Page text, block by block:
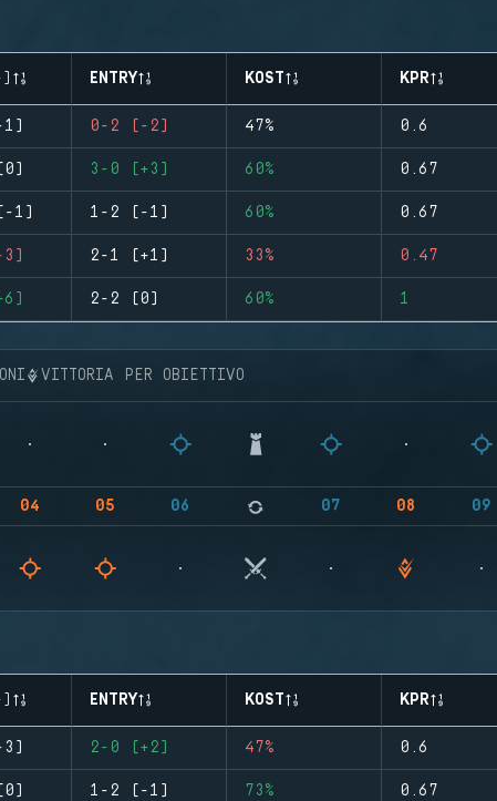
ENTRY KOST KPR
0-2 (-2) 47% 0.6
3-0 (+3) 60% 0.67
1) 1-2 (-1) 60% 0.67
2-1 (+1) 33% 0.47
2-2 (0) 60% 1
VITTORIA PER OBIETTIVO
04 05 06 07 08 09
ENTRY KOST KPR
2-0 (+2) 47% 0.6
1-2 (-1) 73% 0.67